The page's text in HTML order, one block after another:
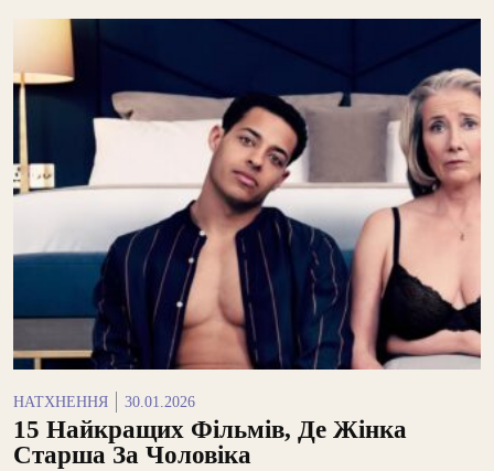
НАТХНЕННЯ 30.01.2026
15 Найкращих Фільмів, Де Жінка
Старша За Чоловіка